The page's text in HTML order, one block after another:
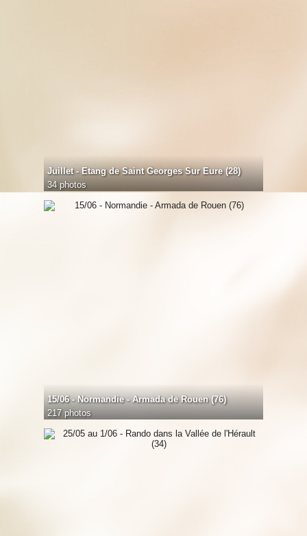
Juillet - Etang de Saint Georges Sur Eure (28)
34 photos
15/06 - Normandie - Armada de Rouen (76)
217 photos